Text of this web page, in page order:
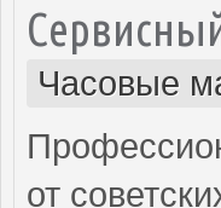
Часовые
от